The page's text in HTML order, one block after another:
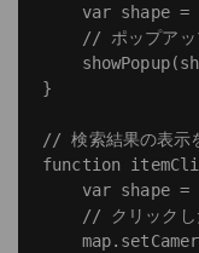
var shape =
// ポップアッ
}
// 検索結果の表示
function
var shape =
// クリックし